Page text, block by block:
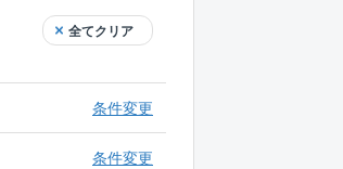
全てクリア
条件変更
条件変更